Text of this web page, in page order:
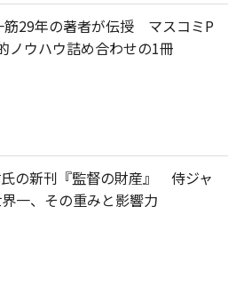
筋29年の著者が伝授 マスコミP
ノウハウ詰め合わせの1冊
の新刊『監督の財産』 侍ジャ
一、その重みと影響力